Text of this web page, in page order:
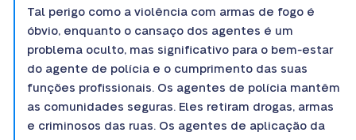
Tal perigo como a violência com armas de fogo é
óbvio, enquanto o cansaço dos agentes é um
problema oculto, mas significativo para o bem-estar
do agente de polícia e o cumprimento das suas
funções profissionais. Os agentes de polícia mantêm
as comunidades seguras. Eles retiram drogas, armas
e criminosos das ruas. Os agentes de aplicação da